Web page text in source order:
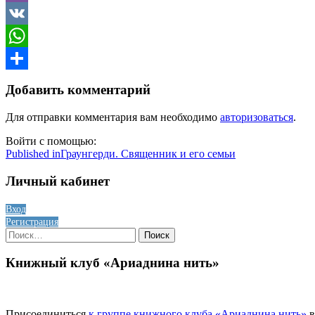
Viber
VK
WhatsApp
Добавить комментарий
Для отправки комментария вам необходимо авторизоваться.
Войти с помощью:
Навигация
по
Published inГраунгерди. Священник и его семьи
Личный кабинет
Вход
Регистрация
Найти:
Книжный клуб «Ариаднина нить»